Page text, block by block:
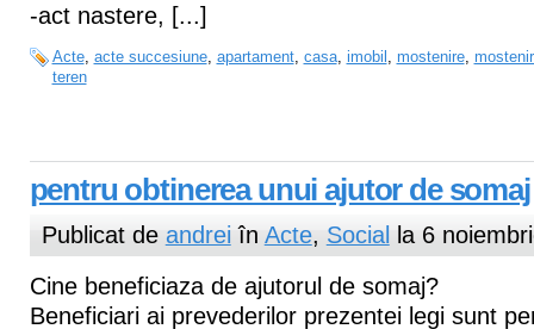
-act nastere, [...]
Acte, acte succesiune, apartament, casa, imobil mostenire,
teren
pentru obtinerea unui ajutor de somaj
Publicat de andreiîn Acte, Social
la 6
Cine beneficiaza de ajutorul de somaj?
Beneficiari ai prevederilor prezentei legi sunt